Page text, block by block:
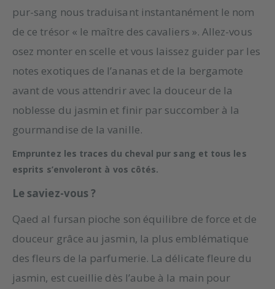
pur-sang nous traduisant instantanément le nom
de ce trésor « le maître des cavaliers ». Allez-vous
osez monter en scelle et vous laissez guider par les
notes exotiques de l’ananas et de la bergamote
avant de vous attendrir avec la douceur de la
noblesse du jasmin et finir par succomber à la
gourmandise de la vanille.
Empruntez les traces du cheval pur sang et tous les
esprits s’envoleront à vos côtés.
Le saviez-vous ?
Qaed al fursan pioche son équilibre de force et de
douceur grâce au jasmin, la plus emblématique
des fleurs de la parfumerie. La délicate fleure du
jasmin, est cueillie dès l’aube à la main pour